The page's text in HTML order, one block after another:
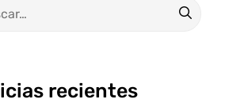
recientes